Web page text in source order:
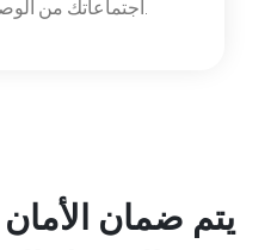
اجتماعاتك من الوصول غير المصرح به.
يتم ضمان